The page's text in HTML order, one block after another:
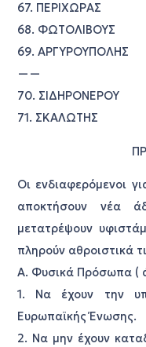
67. ΠΕΡΙΧΩΡΑΣ
68. ΦΩΤΟΛΙΒΟΥΣ
69. ΑΡΓΥΡΟΥΠΟΛΗΣ
——
70. ΣΙΔΗΡΟΝΕΡΟΥ
71. ΣΚΑΛΩΤΗΣ
Οι ενδιαφερόμενοι
αποκτήσουν νέα
μετατρέψουν
πληρούν αθροιστικά
Α. Φυσικά Πρόσωπα (
1. Να έχουν την
Ευρωπαϊκής Ένωσης.
2. Να μην έχουν